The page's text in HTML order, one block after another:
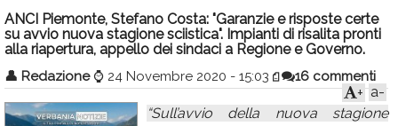
Sport
Eventi
Info Utili
Rubriche
ANCI Piemonte, Stefano Costa: "Garanzie e risposte certe
su avvio nuova stagione sciistica". Impianti di risalita pronti
alla riapertura, appello dei sindaci a Regione e Governo.
👤 Redazione ⌚ 24 Novembre 2020 - 15:03 16 commenti
a-
+
“Sull’avvio della nuova stagione